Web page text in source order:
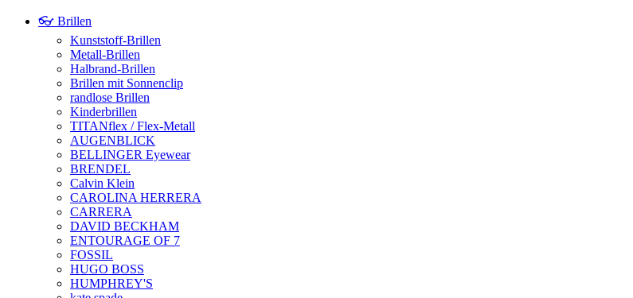
👓 Brillen
Kunststoff-Brillen
Metall-Brillen
Halbrand-Brillen
Brillen mit Sonnenclip
randlose Brillen
Kinderbrillen
TITANflex / Flex-Metall
AUGENBLICK
BELLINGER Eyewear
BRENDEL
Calvin Klein
CAROLINA HERRERA
CARRERA
DAVID BECKHAM
ENTOURAGE OF 7
FOSSIL
HUGO BOSS
HUMPHREY'S